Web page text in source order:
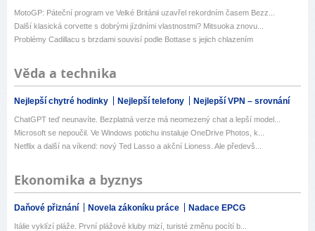
MotoGP: Páteční program ve Velké Británii uzavřel rekordním časem Bezz...
Další klasická corvette s dobrými jízdními vlastnostmi? Mitsuoka znovu...
Problémy Cadillacu s brzdami souvisí podle Bottase s jejich chlazením
Věda a technika
Nejlepší chytré hodinky Nejlepší telefony Nejlepší VPN – srovnání
ChatGPT teď neunavíte. Bezplatná verze má neomezený chat a lepší model...
Microsoft se nepoučil. Ve Windows potichu instaluje OneDrive Photos, k...
Netflix a další na víkend: nový Ted Lasso a akční Lioness. Ale předevš...
Ekonomika a byznys
Daňové přiznání Novela zákoníku práce Nadace EPCG
Itálie vyklízí pláže. První plážové kluby mizí, turisté změnu pocítí b...